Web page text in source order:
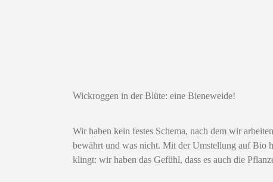
Wickroggen in der Blüte: eine Bieneweide!
Wir haben kein festes Schema, nach dem wir
bewährt und was nicht. Mit der Umstellung auf Bio
klingt: wir haben das Gefühl, dass es auch die